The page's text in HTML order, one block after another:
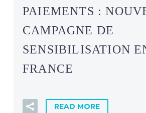
PAIEMENTS :
CAMPAGNE DE
SENSIBILISATION
FRANCE
READ MORE